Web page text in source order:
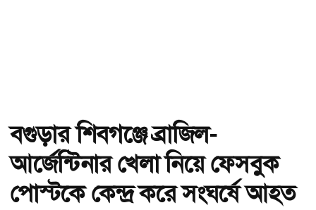
বগুড়ার শিবগঞ্জে ব্রাজিল-
আর্জেন্টিনার খেলা নিয়ে ফেসবুক
পোস্টকে কেন্দ্র করে সংঘর্ষে আহত